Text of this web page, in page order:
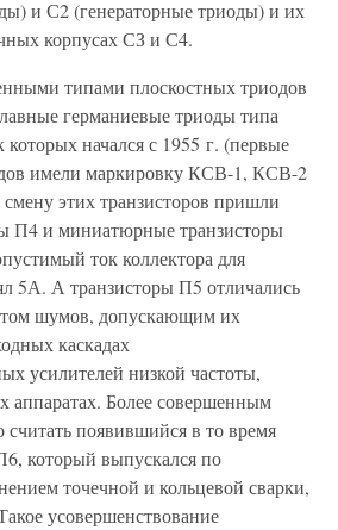
и С2 (генераторные триоды) и их
корпусах СЗ и С4.
типами плоскостных триодов
германиевые триоды типа
начался с 1955 г. (первые
имели маркировку КСВ-1, КСВ-2
этих транзисторов пришли
П4 и миниатюрные транзисторы
ток коллектора для
5А. А транзисторы П5 отличались
шумов, допускающим их
каскадах
усилителей низкой частоты,
аппаратах. Более совершенным
появившийся в то время
который выпускался по
точечной и кольцевой сварки,
усовершенствование